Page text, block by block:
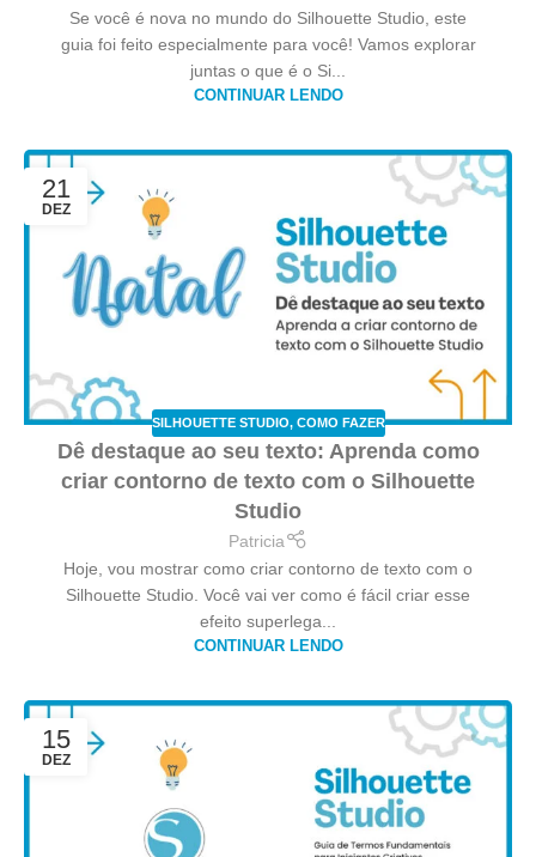
Se você é nova no mundo do Silhouette Studio, este
guia foi feito especialmente para você! Vamos explorar
juntas o que é o Si...
CONTINUAR LENDO
21
DEZ
SILHOUETTE STUDIO, COMO FAZER
Dê destaque ao seu texto: Aprenda como
criar contorno de texto com o Silhouette
Studio
Patricia
Hoje, vou mostrar como criar contorno de texto com o
Silhouette Studio. Você vai ver como é fácil criar esse
efeito superlega...
CONTINUAR LENDO
15
DEZ